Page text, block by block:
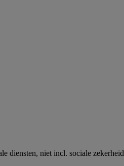
diensten, niet incl. sociale zekerheid